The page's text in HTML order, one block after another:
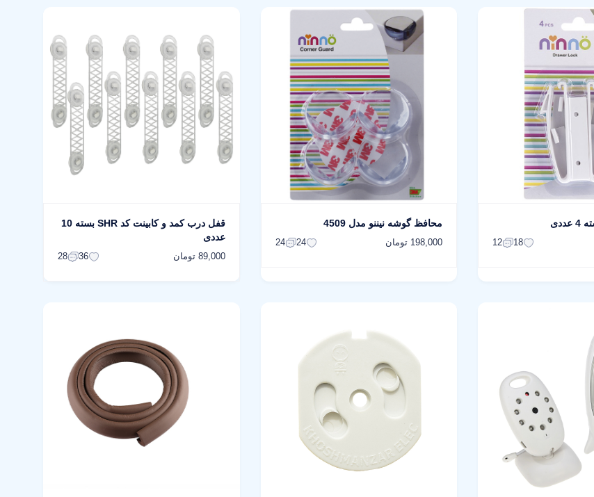
18
12
محافظ گوشه نیننو مدل 4509
198,000 تومان 24
24
قفل درب کمد و کابینت کد SHR بسته 10
عددی
89,000 تومان 36
28